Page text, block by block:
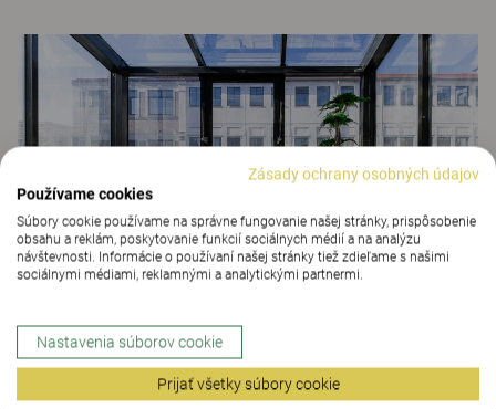
ZHRNUTIE :
Zásady ochrany osobných údajov
Používame cookies
Súbory cookie používame na správne fungovanie našej stránky, prispôsobenie
obsahu a reklám, poskytovanie funkcií sociálnych médií a na analýzu
návštevnosti. Informácie o používaní našej stránky tiež zdieľame s našimi
sociálnymi médiami, reklamnými a analytickými partnermi.
Nastavenia súborov cookie
Prijať všetky súbory cookie